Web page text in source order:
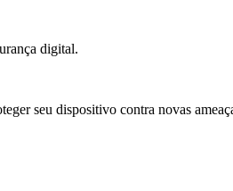
digital.
seu dispositivo contra novas